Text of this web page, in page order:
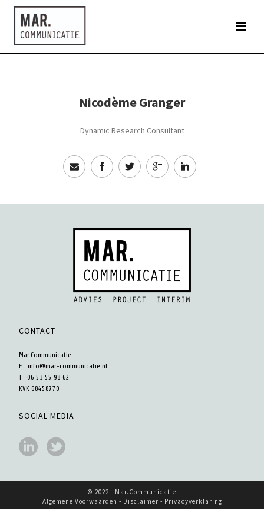
Nicodème Granger
Dynamic Research Consultant
CONTACT
Mar.Communicatie
Einfo@mar-communicatie.nl
T 06 53 55 98 62
KVK 68458770
SOCIAL MEDIA
© 2022 - Mar.Communicatie
Algemene Voorwaarden - Disclaimer - Privacyverklaring